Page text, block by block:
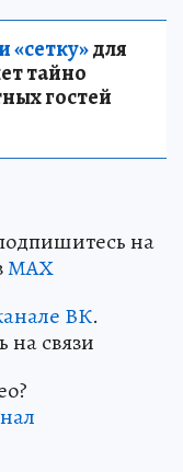
для
тайно
гостей
на
МАХ
ВК.
на связи